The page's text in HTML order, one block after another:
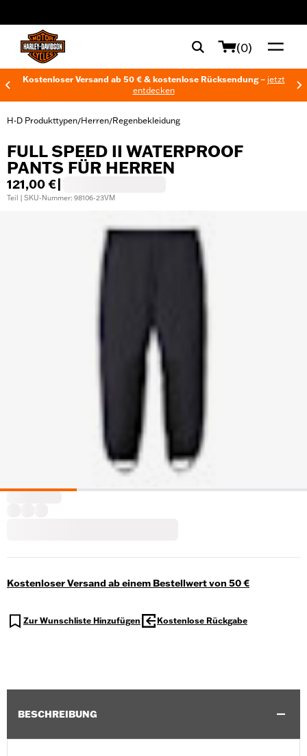
(0)
Kostenloser Versand ab 50 € & kostenlose Rücksendung – jetzt
entdecken
H-D Produkttypen/Herren/Regenbekleidung
FULL SPEED II WATERPROOF
PANTS FÜR HERREN
121,00 €
Teil | SKU-Nummer: 98106-23VM
Kostenloser Versand ab einem Bestellwert von 50 €
Zur Wunschliste Hinzufügen Kostenlose Rückgabe
BESCHREIBUNG